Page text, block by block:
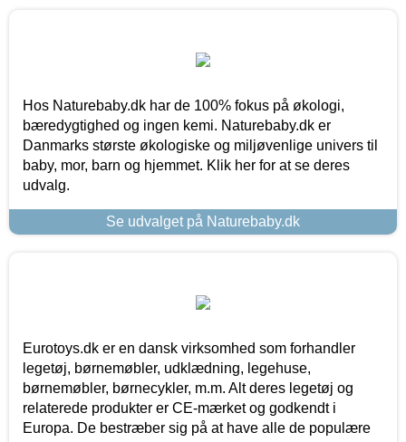
Hos Naturebaby.dk har de 100% fokus på økologi,
bæredygtighed og ingen kemi. Naturebaby.dk er
Danmarks største økologiske og miljøvenlige univers til
baby, mor, barn og hjemmet. Klik her for at se deres
udvalg.
Se udvalget på Naturebaby.dk
Eurotoys.dk er en dansk virksomhed som forhandler
legetøj, børnemøbler, udklædning, legehuse,
børnemøbler, børnecykler, m.m. Alt deres legetøj og
relaterede produkter er CE-mærket og godkendt i
Europa. De bestræber sig på at have alle de populære